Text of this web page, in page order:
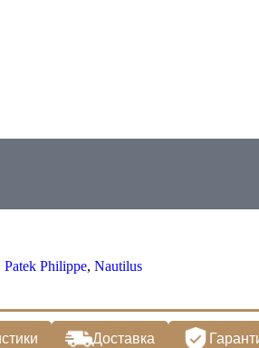
Patek Philippe, Nautilus
Доставка